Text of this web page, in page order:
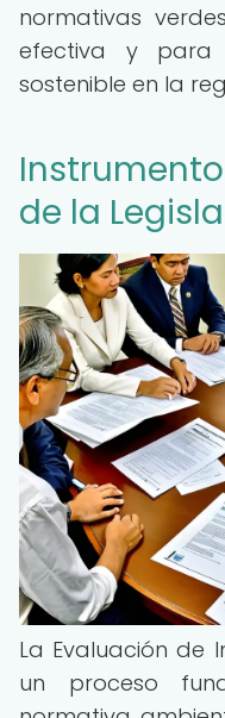
normativas
efectiva y para
sostenible en la
de la
La Evaluación de
un proceso